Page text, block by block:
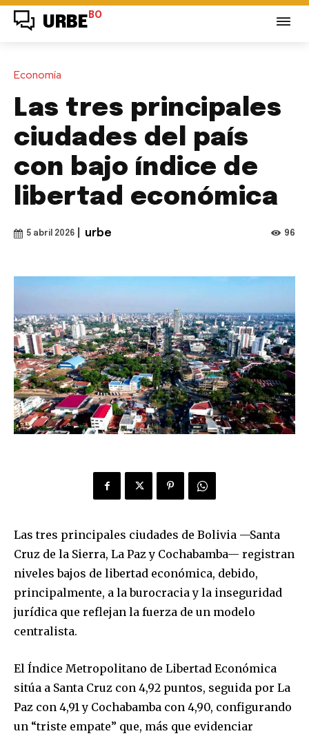
URBE BO
Economía
Las tres principales
ciudades del país
con bajo índice de
libertad económica
5 abril 2026 urbe 96
Las tres principales ciudades de Bolivia —Santa
Cruz de la Sierra, La Paz y Cochabamba— registran
niveles bajos de libertad económica, debido,
principalmente, a la burocracia y la inseguridad
jurídica que reflejan la fuerza de un modelo
centralista.
El Índice Metropolitano de Libertad Económica
sitúa a Santa Cruz con 4,92 puntos, seguida por La
Paz con 4,91 y Cochabamba con 4,90, configurando
un “triste empate” que, más que evidenciar